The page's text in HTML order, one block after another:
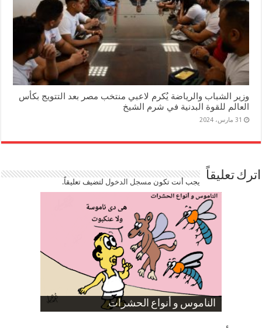
وزير الشباب والرياضة يُكرم لاعبي منتخب مصر بعد التتويج بكأس
العالم للقوة البدنية في شرم الشيخ
31 مارس، 2024
اترك تعليقاً يجب أنت تكون مسجل الدخوللتضيف تعليقاً.
الناموس و أنواع الحشرات
الموظفين بعد ارتفاع الأسعار
ارتفاع نسبة الطلاق في مصر
صورة كاركاتيرية
صورة كاركاتيرية